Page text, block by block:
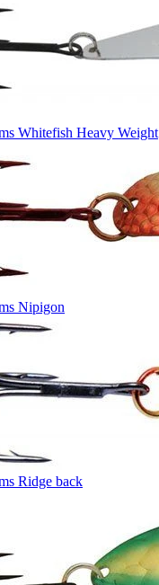
Whitefish Heavy Weight
Nipigon
Ridge back